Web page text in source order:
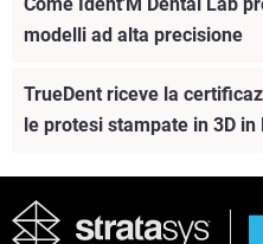
modelli ad alta precisione
TrueDent riceve la
le protesi stampate in 3D in